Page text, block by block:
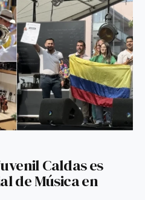
Caldas es
de Música en